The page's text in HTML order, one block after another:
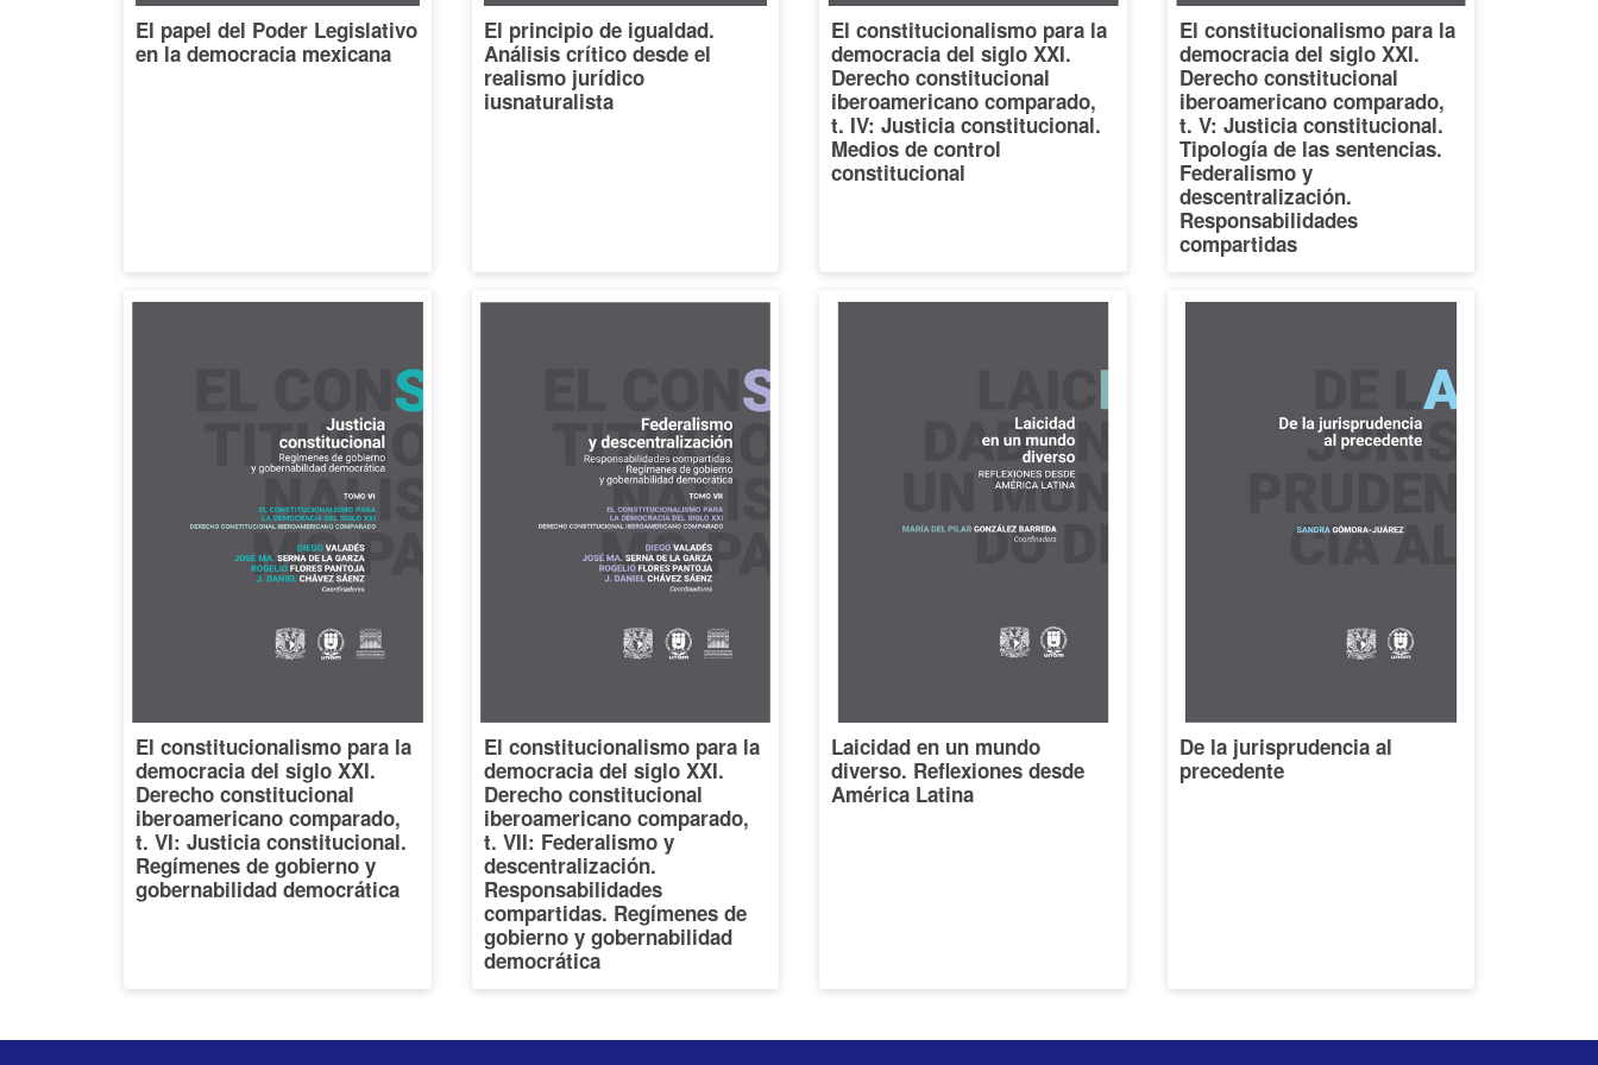
El papel del Poder Legislativo
en la democracia mexicana
El principio de igualdad.
Análisis crítico desde el
realismo jurídico
iusnaturalista
El constitucionalismo para la
democracia del siglo XXI.
Derecho constitucional
iberoamericano comparado,
t. IV: Justicia constitucional.
Medios de control
constitucional
El constitucionalismo para la
democracia del siglo XXI.
Derecho constitucional
iberoamericano comparado,
t. V: Justicia constitucional.
Tipología de las sentencias.
Federalismo y
descentralización.
Responsabilidades
compartidas
El constitucionalismo para la
democracia del siglo XXI.
Derecho constitucional
iberoamericano comparado,
t. VI: Justicia constitucional.
Regímenes de gobierno y
gobernabilidad democrática
El constitucionalismo para la
democracia del siglo XXI.
Derecho constitucional
iberoamericano comparado,
t. VII: Federalismo y
descentralización.
Responsabilidades
compartidas. Regímenes de
gobierno y gobernabilidad
democrática
Laicidad en un mundo
diverso. Reflexiones desde
América Latina
De la jurisprudencia al
precedente